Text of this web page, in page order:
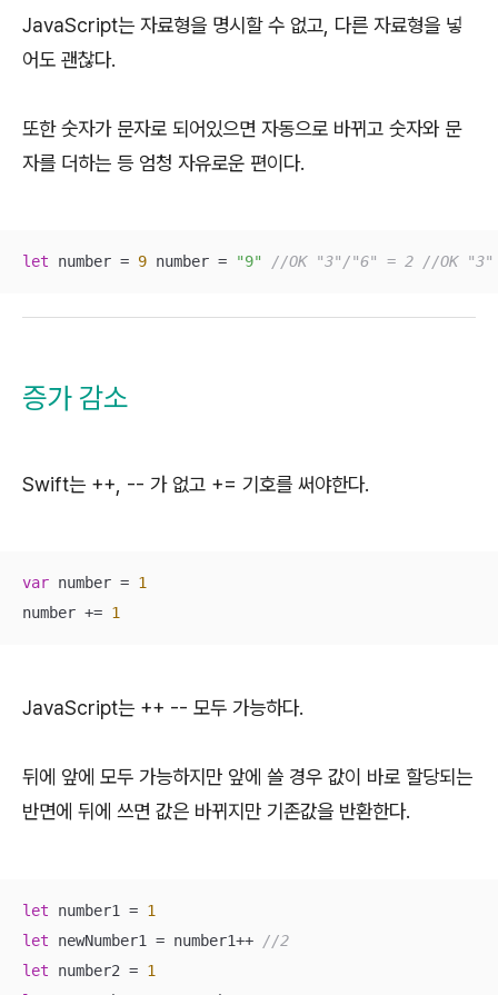
JavaScript는 자료형을 명시할 수 없고, 다른 자료형을 넣
어도 괜찮다.
또한 숫자가 문자로 되어있으면 자동으로 바뀌고 숫자와 문
자를 더하는 등 엄청 자유로운 편이다.
let number = 9 number = "9" //OK "3"/"6" = 2 //OK "3"
증가 감소
Swift는 ++, -- 가 없고 += 기호를 써야한다.
var number = 1
number += 1
JavaScript는 ++ -- 모두 가능하다.
뒤에 앞에 모두 가능하지만 앞에 쓸 경우 값이 바로 할당되는
반면에 뒤에 쓰면 값은 바뀌지만 기존값을 반환한다.
let number1 = 1
let newNumber1 = number1++
//2
let number2 = 1